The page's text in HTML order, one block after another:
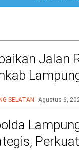
Jalan
SELATAN Agustus 6,